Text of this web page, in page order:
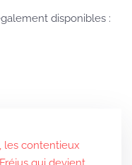
disponibles :
les contentieux